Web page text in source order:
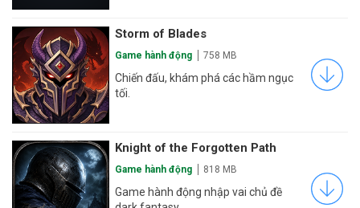
Storm of Blades
Game hành động 758 MB
Chiến đấu, khám phá các hầm ngục
tối.
Knight of the Forgotten Path
Game hành động 818 MB
Game hành động nhập vai chủ đề